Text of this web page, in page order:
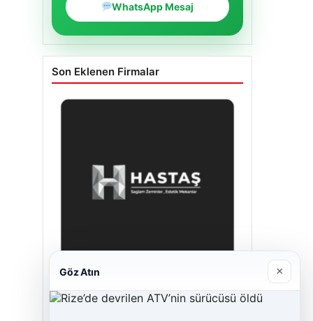
WhatsApp Mesaj
Son Eklenen Firmalar
Enes Kaplan Avukatlık Bürosu
Göz Atın ×